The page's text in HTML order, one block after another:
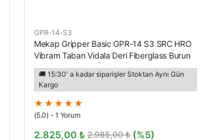
GPR-14-S3
Mekap Gripper Basic GPR-14 S3 SRC HRO
Vibram Taban Vidala Deri Fiberglass Burun
Kevlar Ara Taban İş Ayakkabısı
🚚 15:30' a kadar siparişler Stoktan Aynı Gün
Kargo
(5.0) - 1 Yorum
2.825,00 ₺ 2.985,00 ₺ (%5)